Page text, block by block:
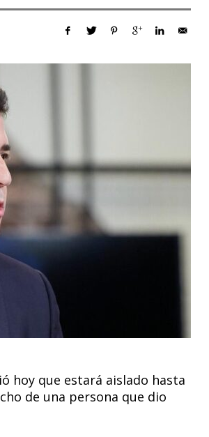
hoy que estará aislado hasta
de una persona que dio